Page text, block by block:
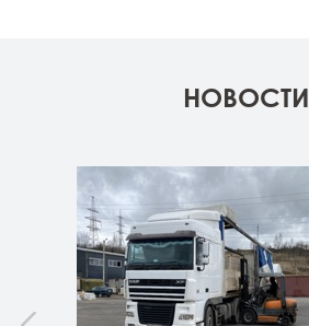
НОВОСТИ